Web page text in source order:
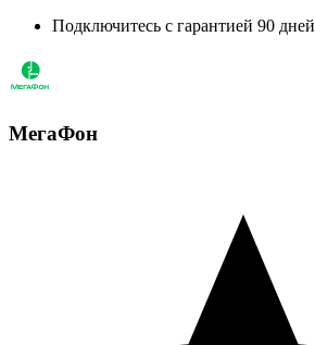
Подключитесь с гарантией 90 дней
МегаФон